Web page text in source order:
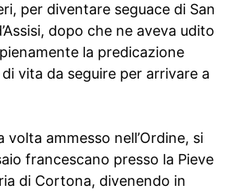
per diventare seguace di San
dopo che ne aveva udito
la predicazione
vita da seguire per arrivare a
volta ammesso nell’Ordine, si
francescano presso la Pieve
di Cortona, divenendo in